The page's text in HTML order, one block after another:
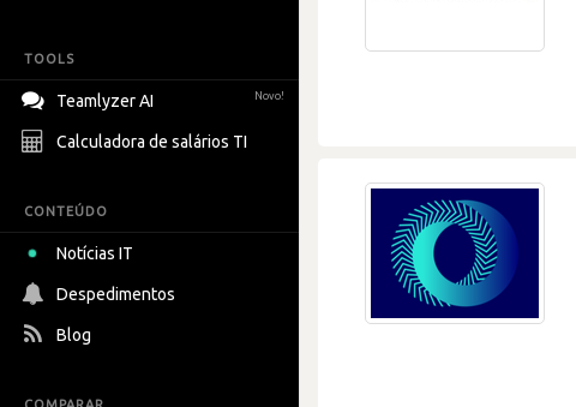
TOOLS
Teamlyzer AI Novo!
Calculadora de salários TI
CONTEÚDO
Notícias IT
Despedimentos
Blog